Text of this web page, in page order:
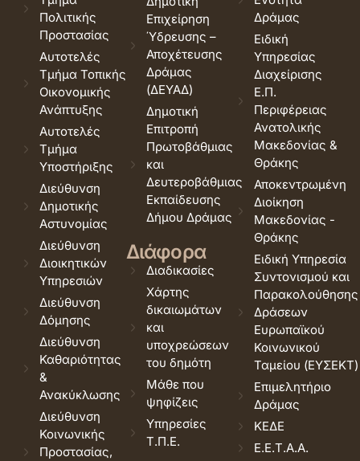
Πολιτικής
Προστασίας
Αυτοτελές
Τμήμα Τοπικής
Οικονομικής
Ανάπτυξης
Αυτοτελές
Τμήμα
Υποστήριξης
Διεύθυνση
Δημοτικής
Αστυνομίας
Διεύθυνση
Διοικητικών
Υπηρεσιών
Διεύθυνση
Δόμησης
Διεύθυνση
Καθαριότητας
&
Ανακύκλωσης
Διεύθυνση
Κοινωνικής
Προστασίας,
Επιχείρηση
Ύδρευσης –
Αποχέτευσης
Δράμας
(ΔΕΥΑΔ)
Δημοτική
Επιτροπή
Πρωτοβάθμιας
και
Δευτεροβάθμιας
Εκπαίδευσης
Δήμου Δράμας
Διάφορα
Διαδικασίες
Χάρτης
δικαιωμάτων
και
υποχρεώσεων
του δημότη
Μάθε που
ψηφίζεις
Υπηρεσίες
Τ.Π.Ε.
Δράμας
Ειδική
Υπηρεσίας
Διαχείρισης
Ε.Π.
Περιφέρειας
Ανατολικής
Μακεδονίας &
Θράκης
Αποκεντρωμένη
Διοίκηση
Μακεδονίας -
Θράκης
Ειδική Υπηρεσία
Συντονισμού και
Παρακολούθησης
Δράσεων
Ευρωπαϊκού
Κοινωνικού
Ταμείου (ΕΥΣΕΚΤ)
Επιμελητήριο
Δράμας
ΚΕΔΕ
Ε.Ε.Τ.Α.Α.